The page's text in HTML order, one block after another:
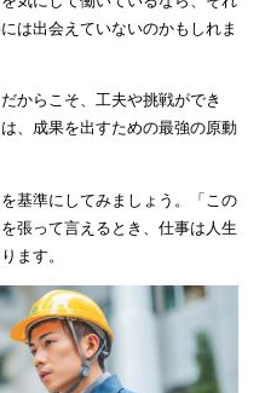
は出会えていないのかもしれま
からこそ、工夫や挑戦ができ
、成果を出すための最強の原動
基準にしてみましょう。「この
張って言えるとき、仕事は人生
ます。